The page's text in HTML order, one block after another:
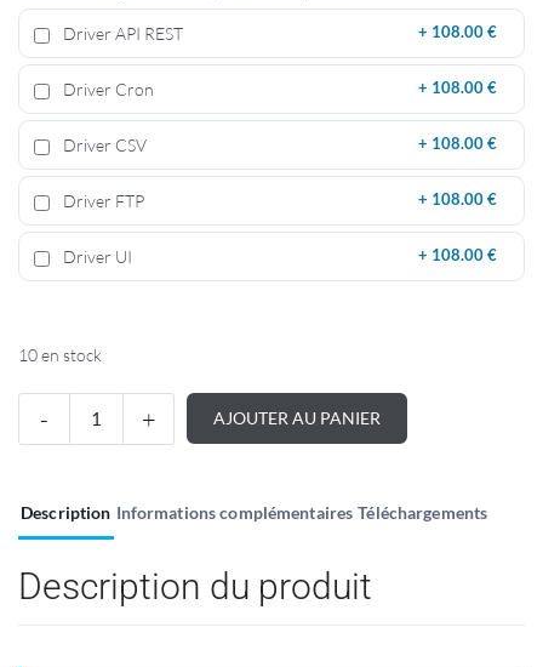
Driver API REST + 108.00 €
Driver Cron + 108.00 €
Driver CSV + 108.00 €
Driver FTP + 108.00 €
Driver UI + 108.00 €
10 en stock
AJOUTER AU PANIER
Description Informations complémentaires Téléchargements
Description du produit